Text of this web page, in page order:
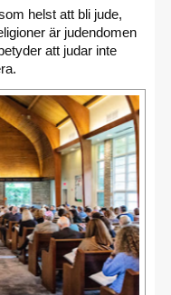
helst att bli jude,
är judendomen
att judar inte